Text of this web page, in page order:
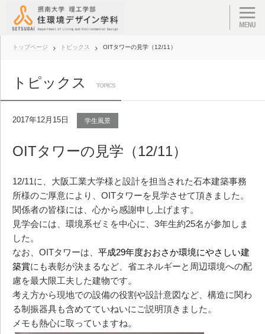
トップページ トピックス OITタワーの見学（12/11）
トピックス TOPICS
2017年12月15日 学生風景
OITタワーの見学（12/11）
12/11に、大阪工業大学様と設計を担当された石本建築事務
所様のご厚意により、OITタワーを見学させて頂きました。
関係者の皆様には、心から感謝申し上げます。
見学会には、環境系ゼミを中心に、3年生約25名が参加しま
した。
なお、OITタワーは、 平成29年度おおさか環境にやさしい建
築賞にも表彰が決まるなど、省エネルギーと周辺環境への配
慮を最大限工夫した建物です。
考え方から現地での設備の役割や設計意図など、構造に関わ
る制振器具も含めてていねいにご説明頂きました。
メモも熱心に取っていますね。